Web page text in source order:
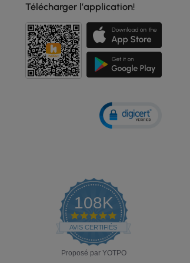
Télécharger l’application!
108K
4.9
star
rating
AVIS CERTIFIÉS
Proposé par YOTPO